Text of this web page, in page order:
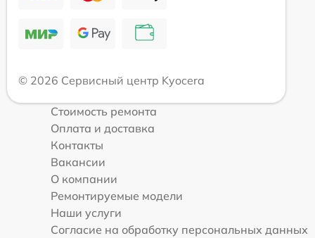
© 2026 Сервисный центр Kyocera
Стоимость ремонта
Оплата и доставка
Контакты
Вакансии
О компании
Ремонтируемые модели
Наши услуги
Согласие на обработку персональных данных